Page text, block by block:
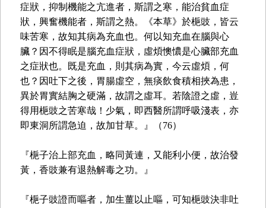
症狀，抑制機能之亢進者，斯謂之寒，能治貧血症
狀，興奮機能者，斯謂之熱。《本草》於梔豉，皆云
味苦寒，故知其病為充血也。何以知充血在腦與心
臟？因不得眠是腦充血症狀，虛煩懊憹是心臟部充血
之症狀也。既是充血，則其病為實，今云虛煩，何
也？因吐下之後，胃腸虛空，無痰飲食積相挾為患，
異於胃實結胸之硬滿，故謂之虛耳。若陰證之虛，豈
得用梔豉之苦寒哉！少氣，即西醫所謂呼吸淺表，亦
即東洞所謂急迫，故加甘草。』（76）
『梔子治上部充血，略同黃連，又能利小便，故治發
黃，香豉兼有退熱解毒之功。』
『梔子豉證而嘔者，加生薑以止嘔，可知梔豉決非吐